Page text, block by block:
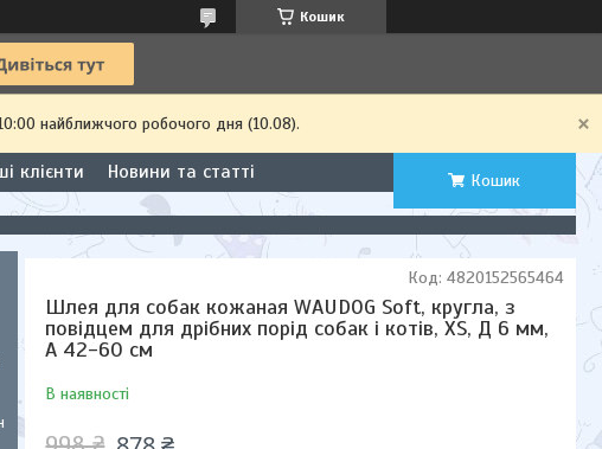
Кошик
найближчого робочого дня (10.08).
клієнти Новини та статті Кошик
Шлея для собак кожаная WAUDOG Soft, кругла, з
повідцем для дрібних порід собак і котів, XS, Д 6 мм,
А 42-60 см
В наявності
Код: 4820152565464